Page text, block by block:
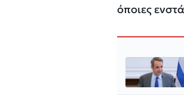
όποιες